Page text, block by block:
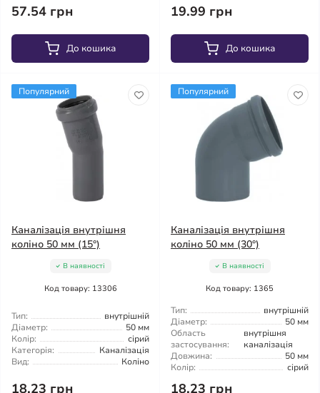
57.54 грн
До кошика
19.99 грн
До кошика
Популярний
Каналізація внутрішня
коліно 50 мм (15°)
В наявності
Код товару: 13306
Тип:
внутрішній
Діаметр:
50 мм
Колір:
сірий
Категорія:
Каналізація
Вид:
Коліно
18.23 грн
Популярний
Каналізація внутрішня
коліно 50 мм (30°)
В наявності
Код товару: 1365
Тип:
внутрішній
Діаметр:
50 мм
Область
застосування:
внутрішня
каналізація
Довжина:
50 мм
Колір:
сірий
18.23 грн